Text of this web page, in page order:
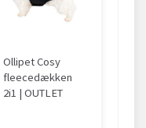
Ollipet Cosy
fleecedækken
2i1 | OUTLET